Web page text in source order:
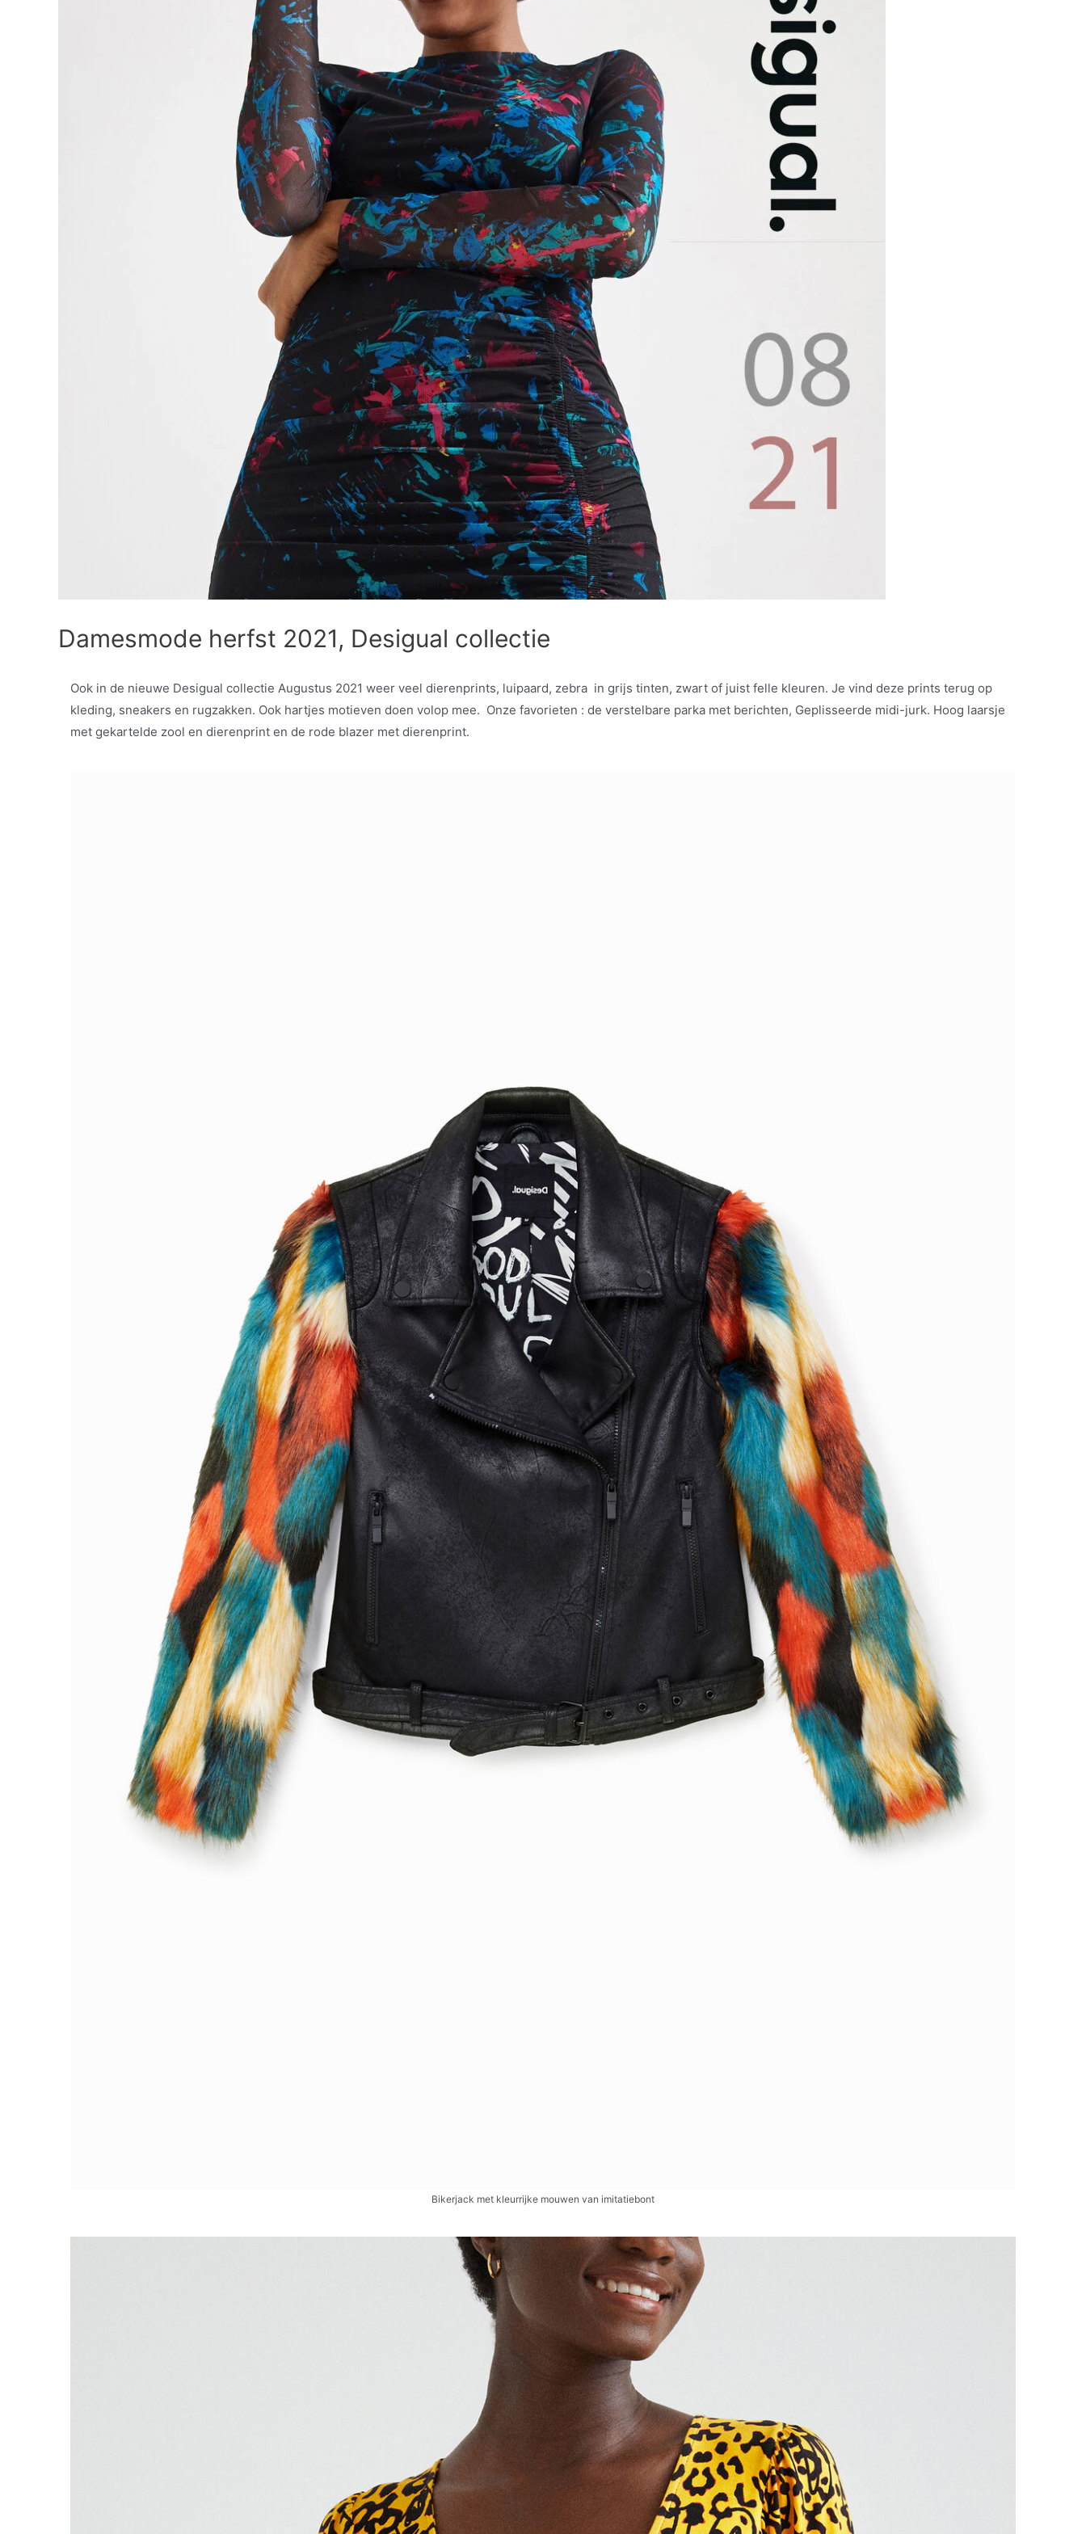
Damesmode herfst 2021, Desigual collectie
Ook in de nieuwe Desigual collectie Augustus 2021 weer veel dierenprints, luipaard, zebra in grijs tinten, zwart of juist felle kleuren. Je vind deze prints terug op
kleding, sneakers en rugzakken. Ook hartjes motieven doen volop mee. Onze favorieten : de verstelbare parka met berichten, Geplisseerde midi-jurk. Hoog laarsje
met gekartelde zool en dierenprint en de rode blazer met dierenprint.
Bikerjack met kleurrijke mouwen van imitatiebont